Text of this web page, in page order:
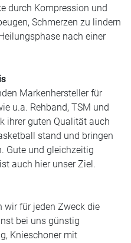
durch Kompression und
Schmerzen zu lindern
nach einer
Markenhersteller für
u.a. Rehband, TSM und
ihrer guten Qualität auch
stand und bringen
Gute und gleichzeitig
auch hier unser Ziel.
für jeden Zweck die
bei uns günstig
Knieschoner mit